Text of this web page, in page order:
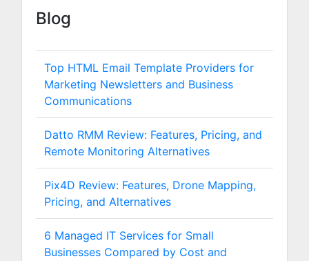
Blog
Top HTML Email Template Providers for
Marketing Newsletters and Business
Communications
Datto RMM Review: Features, Pricing, and
Remote Monitoring Alternatives
Pix4D Review: Features, Drone Mapping,
Pricing, and Alternatives
6 Managed IT Services for Small
Businesses Compared by Cost and